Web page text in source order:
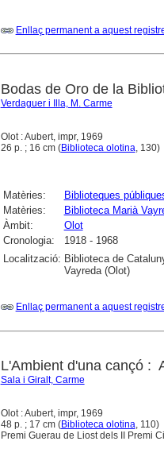
Enllaç permanent a aquest
Bodas de Oro de la
Verdaguer i Illa, M. Carme
Olot : Aubert, impr, 1969
26 p. ; 16 cm (Biblioteca olotina, 130)
Matèries: Biblioteques
Matèries:
Biblioteca Marià
Àmbit:
Olot
Cronologia:
1918 - 1968
Localització: Biblioteca de
Vayreda (Olot)
Enllaç permanent a aquest
L'Ambient d'una cançó :
Sala i Giralt, Carme
Olot : Aubert, impr, 1969
48 p. ; 17 cm (Biblioteca olotina, 110)
Premi Guerau de Liost dels II Premi